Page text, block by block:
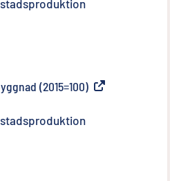
(2015=100) Extern länk